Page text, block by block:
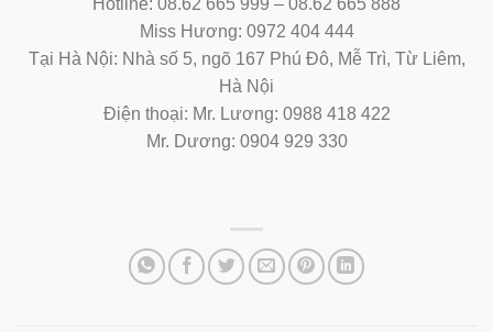
Miss Hương: 0972 404 444
Tại Hà Nội: Nhà số 5, ngõ 167 Phú Đô, Mễ Trì, Từ Liêm,
Hà Nội
Điện thoại: Mr. Lương: 0988 418 422
Mr. Dương: 0904 929 330